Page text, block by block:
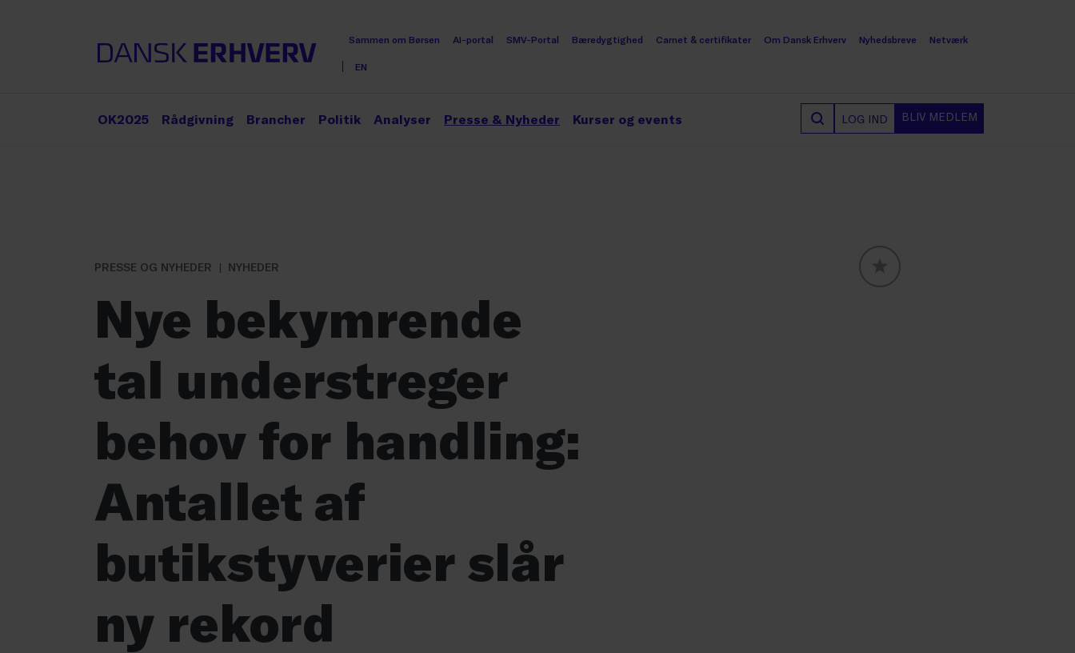
Sammen om Børsen AI-portal SMV-Portal Bæredygtighed Carnet & certifikater Om Dansk Erhverv Nyhedsbreve Netværk
EN
OK2025 Rådgivning Brancher Politik Analyser Presse & Nyheder Kurser og events LOG IND BLIV MEDLEM
PRESSE OG NYHEDER
NYHEDER
Nye bekymrende
tal understreger
behov for handling:
Antallet af
butikstyverier slår
ny rekord